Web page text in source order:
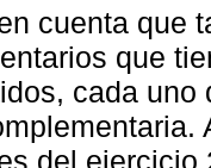
cuenta que
que
cada
del